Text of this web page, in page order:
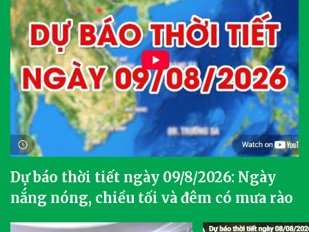
Dự báo thời tiết ngày 09/8/2026: Ngày
nắng nóng, chiều tối và đêm có mưa rào